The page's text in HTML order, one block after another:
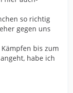
so richtig
gegen uns
bis zum
habe ich